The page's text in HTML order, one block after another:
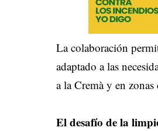
La colaboración
adaptado a las
a la Cremà y en
El desafío de la